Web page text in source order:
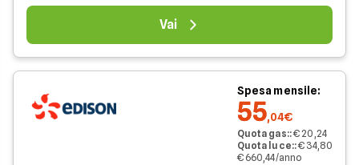
Vai
Spesa mensile:
55,04€
Quota gas::€ 20,24
Quota luce::€ 34,80
€ 660,44/anno